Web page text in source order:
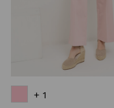
+ 1